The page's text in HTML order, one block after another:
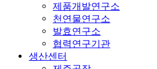
제품개발연구소
천연물연구소
발효연구소
협력연구기관
생산센터